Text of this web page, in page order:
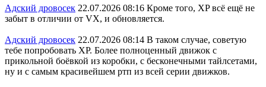
Адский дровосек 22.07.2026 08:16 Кроме того, XP всё ещё не
забыт в отличии от VX, и обновляется.
Адский дровосек 22.07.2026 08:14 В таком случае, советую
тебе попробовать XP. Более полноценный движок с
прикольной боёвкой из коробки, с бесконечными тайлсетами,
ну и с самым красивейшем ртп из всей серии движков.